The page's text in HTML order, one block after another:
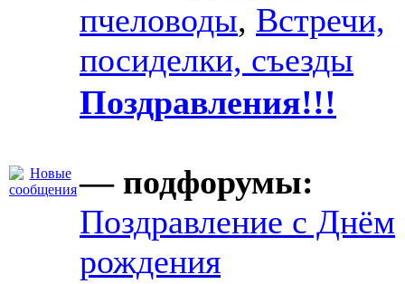
пчеловоды, Встречи,
посиделки, съезды
Поздравления!!!
— подфорумы:
Поздравление с Днём
рождения